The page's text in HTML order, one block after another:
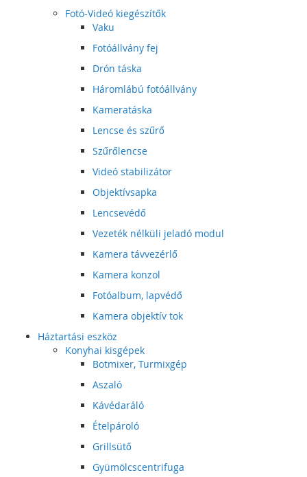
Fotó-Videó kiegészítők
Vaku
Fotóállvány fej
Drón táska
Háromlábú fotóállvány
Kameratáska
Lencse és szűrő
Szűrőlencse
Videó stabilizátor
Objektívsapka
Lencsevédő
Vezeték nélküli jeladó modul
Kamera távvezérlő
Kamera konzol
Fotóalbum, lapvédő
Kamera objektív tok
Háztartási eszköz
Konyhai kisgépek
Botmixer, Turmixgép
Aszaló
Kávédaráló
Ételpároló
Grillsütő
Gyümölcscentrifuga